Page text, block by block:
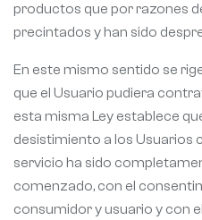
productos que por razones
precintados y han sido
En este mismo sentido se
que el Usuario pudiera
esta misma Ley establece
desistimiento a los Usuarios
servicio ha sido
comenzado, con el
consumidor y usuario y con